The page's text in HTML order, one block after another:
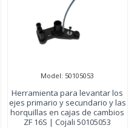
Model: 50105053
Herramienta para levantar los
ejes primario y secundario y las
horquillas en cajas de cambios
ZF 16S | Cojali 50105053